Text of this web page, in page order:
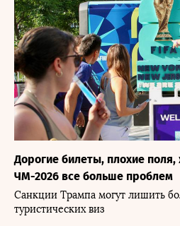
Дорогие билеты, плохие
ЧМ-2026 все больше проблем
Санкции Трампа могут лишить
туристических виз